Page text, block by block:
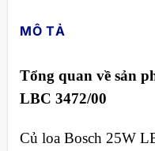
MÔ TẢ
Tổng quan về sản
LBC 3472/00
Củ loa Bosch 25W